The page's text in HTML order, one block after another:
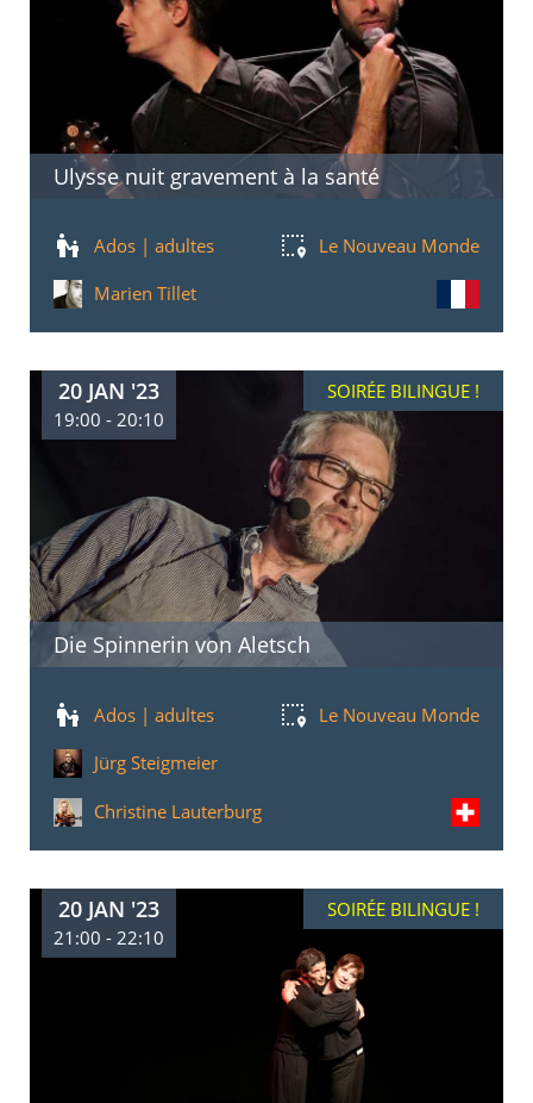
Ulysse nuit gravement à la santé
Ados | adultes
Le Nouveau Monde
Marien Tillet
Die Spinnerin von Aletsch
20 JAN '23
19:00 - 20:10
SOIRÉE BILINGUE !
Ados | adultes
Le Nouveau Monde
Jürg Steigmeier
Christine Lauterburg
20 JAN '23
21:00 - 22:10
SOIRÉE BILINGUE !